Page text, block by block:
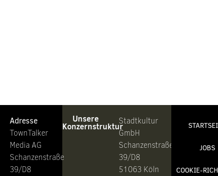
Adresse
TownTalker
Media AG
Schanzenstraße
39/D8
Unsere
Konzernstruktur
Stadtkultur
GmbH
Schanzenstraße
39/D8
51063 Köln
JOBS
COOKIE-